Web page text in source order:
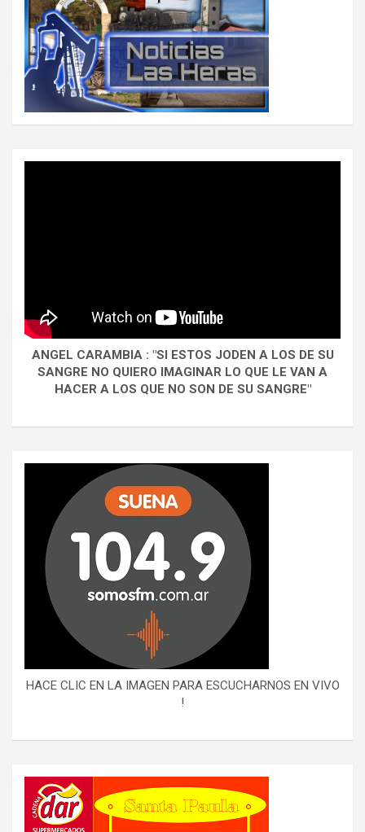
ANGEL CARAMBIA : "SI ESTOS JODEN A LOS DE SU
SANGRE NO QUIERO IMAGINAR LO QUE LE VAN A
HACER A LOS QUE NO SON DE SU SANGRE"
HACE CLIC EN LA IMAGEN PARA ESCUCHARNOS EN VIVO
!